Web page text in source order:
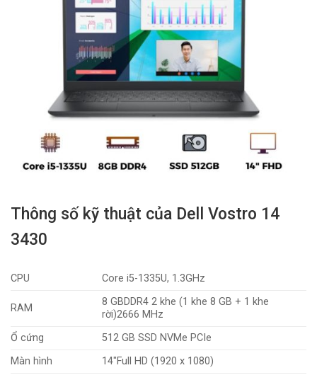
Thông số kỹ thuật của Dell Vostro 14
3430
CPU Core i5-1335U, 1.3GHz
RAM
8 GBDDR4 2 khe (1 khe 8 GB + 1 khe
rời)2666 MHz
Ổ cứng
512 GB SSD NVMe PCIe
Màn hình
14″Full HD (1920 x 1080)